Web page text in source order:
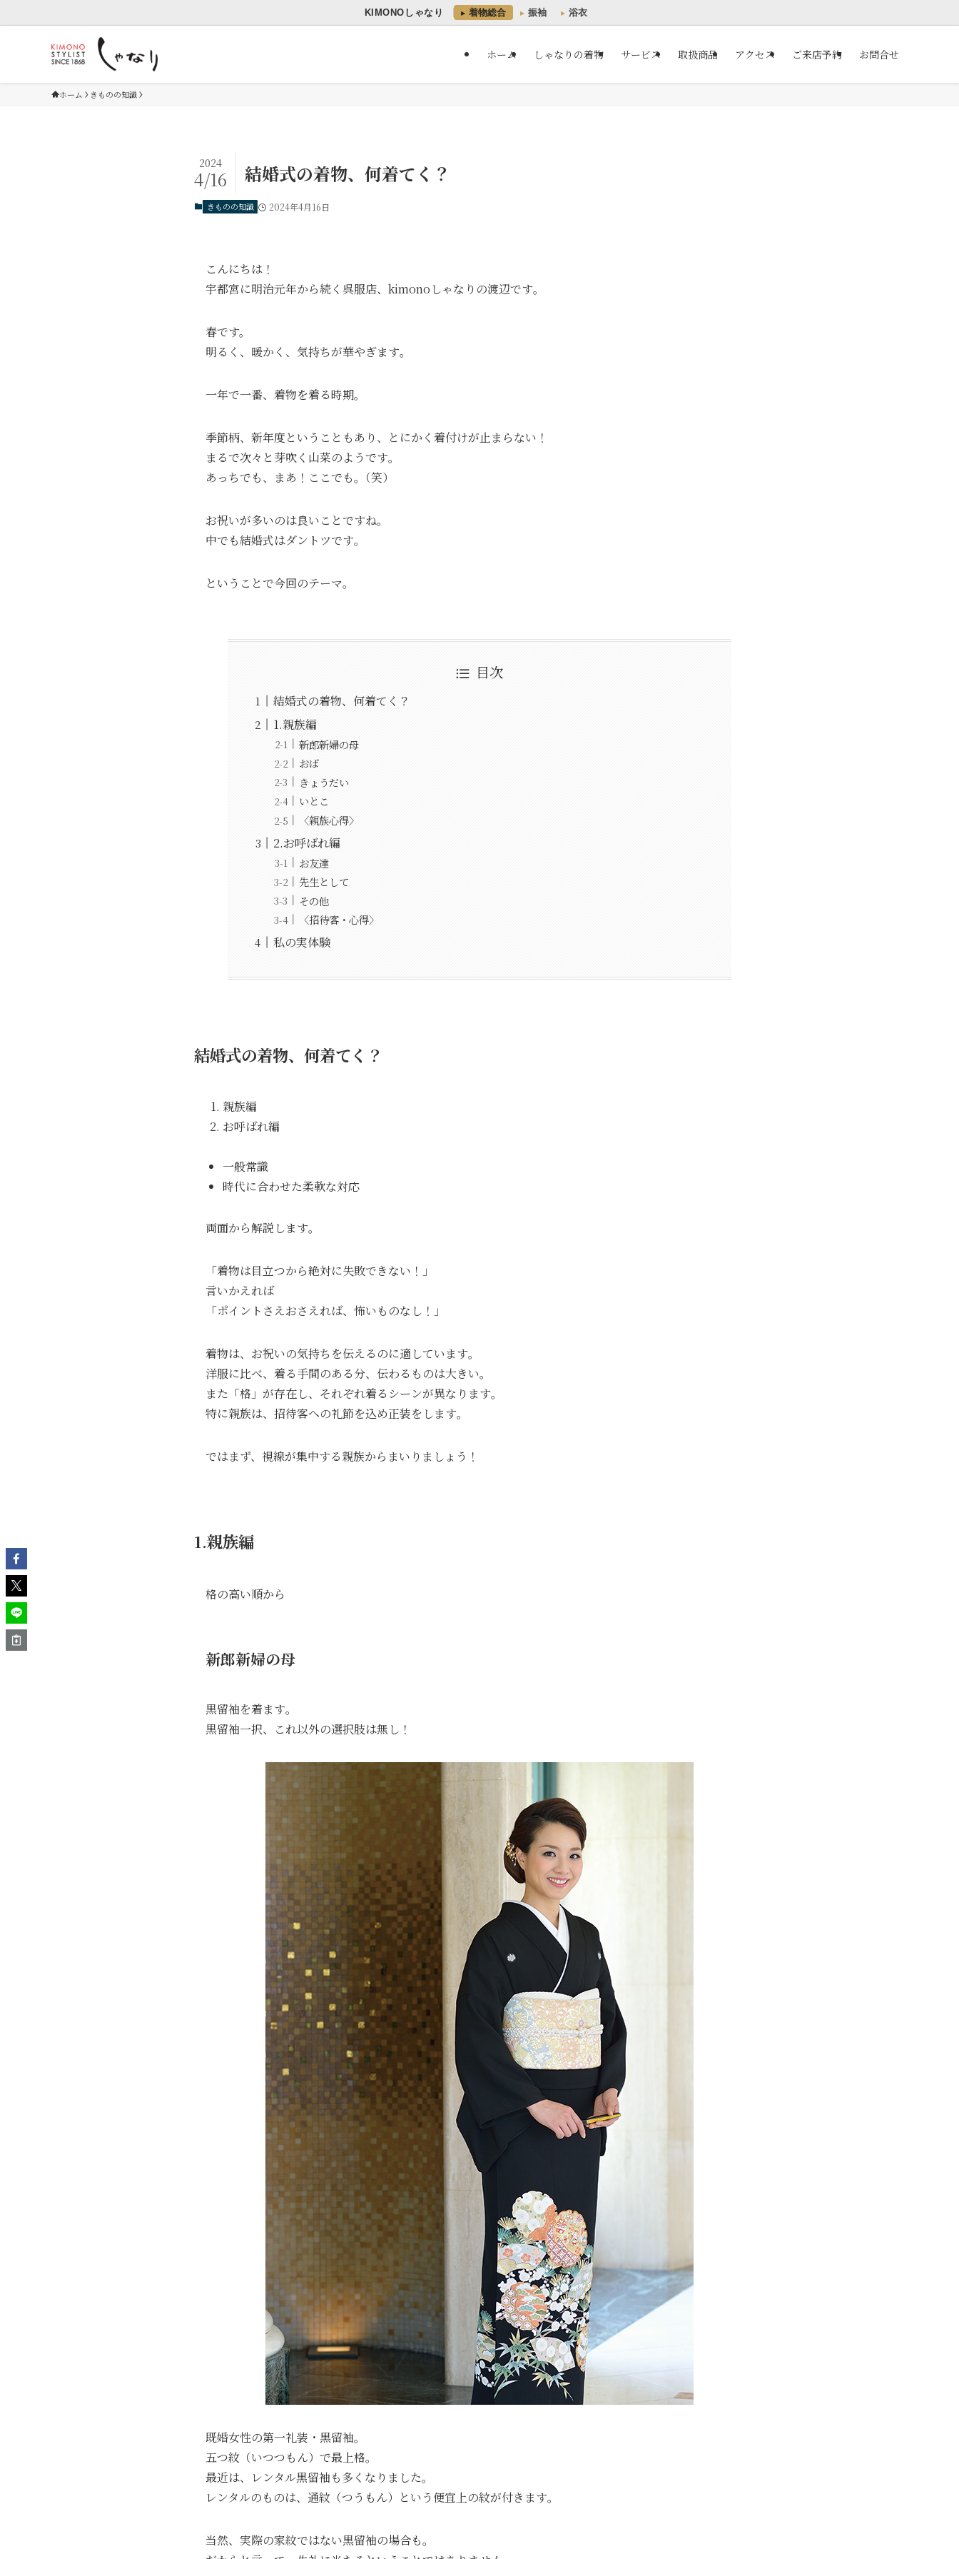
KIMONOしゃなり 着物総合 振袖 浴衣
ホーム しゃなりの着物 サービス 取扱商品 アクセス ご来店予約 お問合せ
ホーム きものの知識
結婚式の着物、何着てく？
2024
4/16
きものの知識 2024年4月16日
こんにちは！
宇都宮に明治元年から続く呉服店、kimonoしゃなりの渡辺です｡
春です。
明るく、暖かく、気持ちが華やぎます｡
一年で一番、着物を着る時期｡
季節柄、新年度ということもあり、とにかく着付けが止まらない！
まるで次々と芽吹く山菜のようです｡
あっちでも、まあ！ここでも｡（笑）
お祝いが多いのは良いことですね｡
中でも結婚式はダントツです｡
ということで今回のテーマ｡
目次
結婚式の着物、何着てく？
1.親族編
新郎新婦の母
おば
きょうだい
いとこ
〈親族心得〉
2.お呼ばれ編
お友達
先生として
その他
〈招待客・心得〉
私の実体験
結婚式の着物、何着てく？
親族編
お呼ばれ編
一般常識
時代に合わせた柔軟な対応
両面から解説します｡
「着物は目立つから絶対に失敗できない！」
言いかえれば
「ポイントさえおさえれば、怖いものなし！」
着物は、お祝いの気持ちを伝えるのに適しています｡
洋服に比べ、着る手間のある分、伝わるものは大きい｡
また「格」が存在し、それぞれ着るシーンが異なります｡
特に親族は、招待客への礼節を込め正装をします｡
ではまず、視線が集中する親族からまいりましょう！
1.親族編
格の高い順から
新郎新婦の母
黒留袖を着ます｡
黒留袖一択、これ以外の選択肢は無し！
既婚女性の第一礼装・黒留袖｡
五つ紋（いつつもん）で最上格｡
最近は、レンタル黒留袖も多くなりました。
レンタルのものは、通紋（つうもん）という便宜上の紋が付きます｡
当然、実際の家紋ではない黒留袖の場合も。